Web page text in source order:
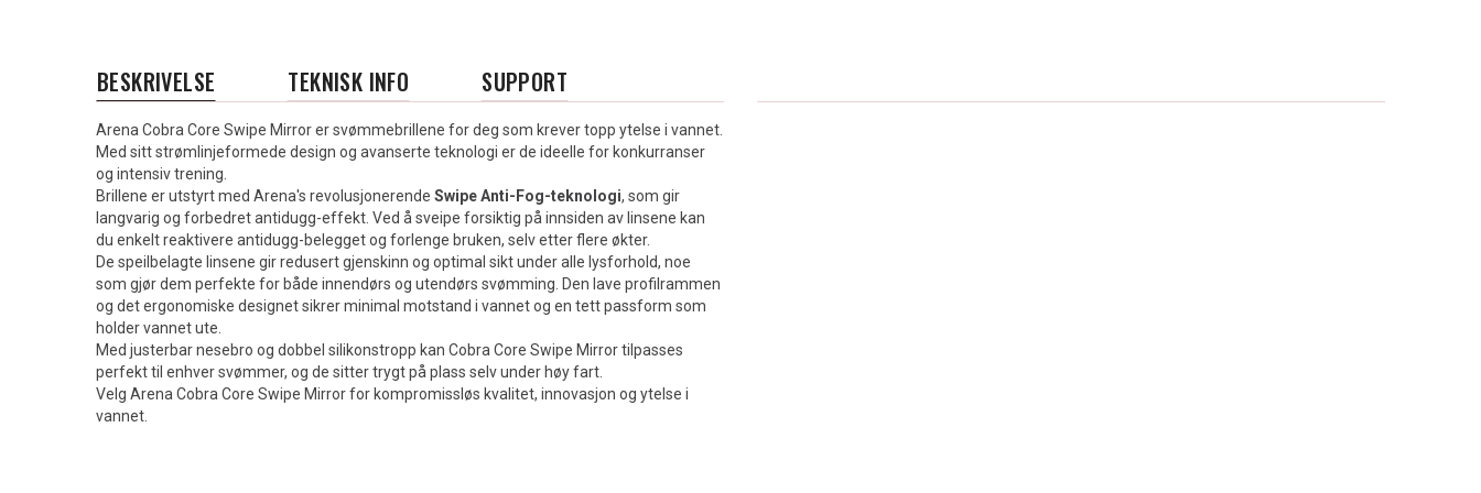
BESKRIVELSE TEKNISK INFO SUPPORT
Arena Cobra Core Swipe Mirror er svømmebrillene for deg som krever topp ytelse i vannet.
Med sitt strømlinjeformede design og avanserte teknologi er de ideelle for konkurranser
og intensiv trening.
Brillene er utstyrt med Arena's revolusjonerende Swipe Anti-Fog-teknologi, som gir
langvarig og forbedret antidugg-effekt. Ved å sveipe forsiktig på innsiden av linsene kan
du enkelt reaktivere antidugg-belegget og forlenge bruken, selv etter flere økter.
De speilbelagte linsene gir redusert gjenskinn og optimal sikt under alle lysforhold, noe
som gjør dem perfekte for både innendørs og utendørs svømming. Den lave profilrammen
og det ergonomiske designet sikrer minimal motstand i vannet og en tett passform som
holder vannet ute.
Med justerbar nesebro og dobbel silikonstropp kan Cobra Core Swipe Mirror tilpasses
perfekt til enhver svømmer, og de sitter trygt på plass selv under høy fart.
Velg Arena Cobra Core Swipe Mirror for kompromissløs kvalitet, innovasjon og ytelse i
vannet.